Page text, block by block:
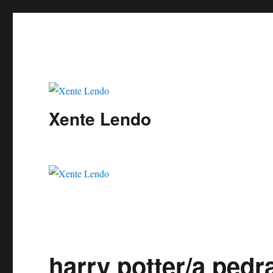
Xente Lendo
harry potter/a